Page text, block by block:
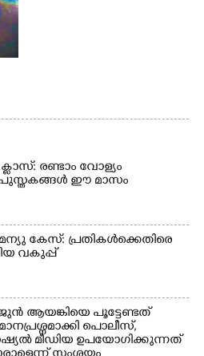
ക്ലാസ്: രണ്ടാം വോള്യം
ഈ മാസം
കേസ്: പ്രതികൾക്കെതിരെ
വകുപ്പ്
ആയങ്കിയെ പൂട്ടേണ്ടത്
പൊലീസ്,
മീഡിയ ഉപയോഗിക്കുന്നത്